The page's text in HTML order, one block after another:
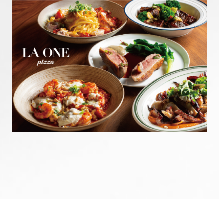
最新消息
企業永續
聯繫我們
網路商店